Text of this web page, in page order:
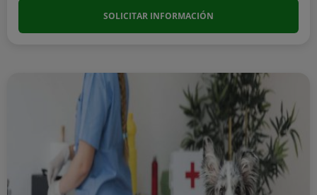
SOLICITAR INFORMACIÓN